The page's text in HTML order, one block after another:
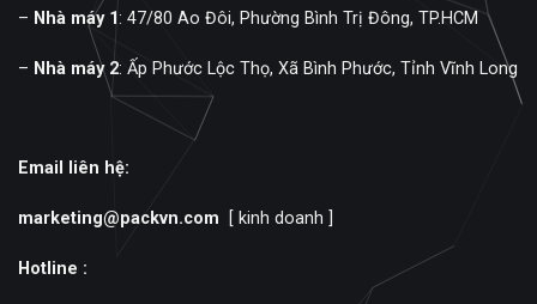
– Nhà máy 1: 47/80 Ao Đôi, Phường Bình Trị Đông, TP.HCM
– Nhà máy 2: Ấp Phước Lộc Thọ, Xã Bình Phước, Tỉnh Vĩnh Long
Email liên hệ:
marketing@packvn.com [ kinh doanh ]
Hotline :